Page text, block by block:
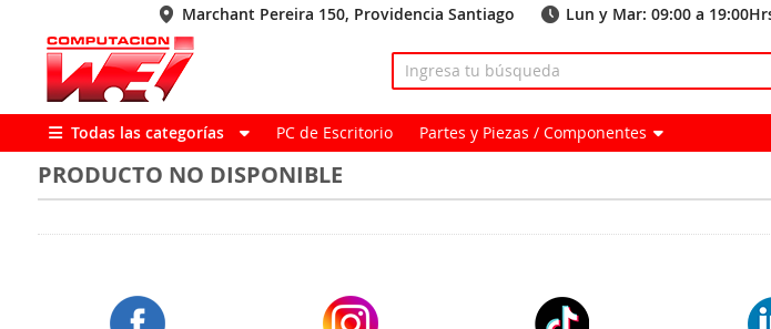
Marchant Pereira 150, Providencia Santiago Lun y Mar: 09:00 a
Todas las categorías PC de Escritorio Partes y Piezas / Componentes
PRODUCTO NO DISPONIBLE